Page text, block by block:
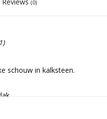
Reviews (0)
schouw in kalksteen.